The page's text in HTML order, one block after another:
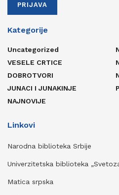
PRIJAVA
Kategorije
Uncategorized
VESELE CRTICE
DOBROTVORI
JUNACI I JUNAKINJE
NAJNOVIJE
Linkovi
Narodna biblioteka Srbije
Univerzitetska biblioteka
Matica srpska